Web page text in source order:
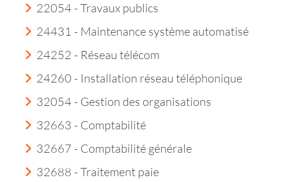
22054 - Travaux publics
24431 - Maintenance système automatisé
24252 - Réseau télécom
24260 - Installation réseau téléphonique
32054 - Gestion des organisations
32663 - Comptabilité
32667 - Comptabilité générale
32688 - Traitement paie